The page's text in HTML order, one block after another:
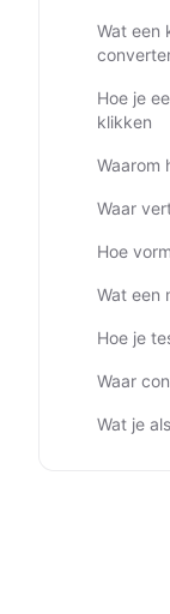
Wat een
Hoe je
klikken
Waarom
Waar
Hoe
Wat een
Hoe je
Waar
Wat je